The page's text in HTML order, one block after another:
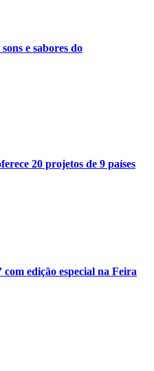
e sabores do
20 projetos de 9 países
edição especial na Feira